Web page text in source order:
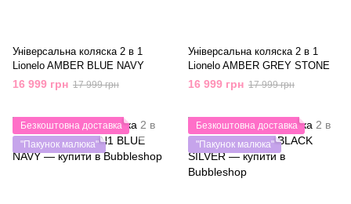
Універсальна коляска 2 в 1
Lionelo AMBER BLUE NAVY
16 999 грн 17 999 грн
Універсальна коляска 2 в 1
Lionelo AMBER GREY STONE
16 999 грн 17 999 грн
Безкоштовна доставка
"Пакунок малюка"
Безкоштовна доставка
"Пакунок малюка"